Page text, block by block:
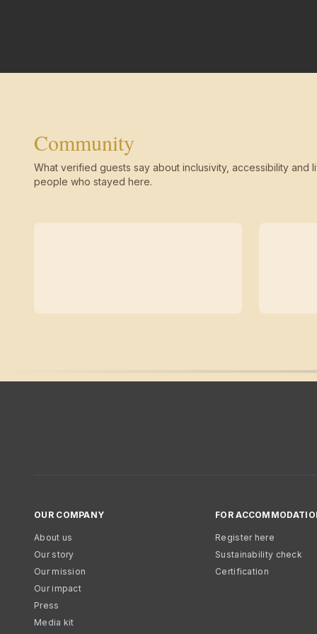
Community
What verified guests say about inclusivity, accessibility and
people who stayed here.
OUR COMPANY
About us
Our story
Our mission
Our impact
Press
Media kit
FOR
Register here
Sustainability check
Certification